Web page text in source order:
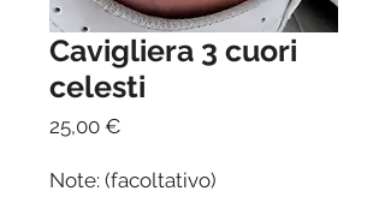
Cavigliera 3 cuori
celesti
25,00 €
Note: (facoltativo)